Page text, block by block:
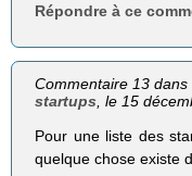
Répondre à ce
Commentaire 13 dans
startups , le 15
Pour une liste des
quelque chose existe